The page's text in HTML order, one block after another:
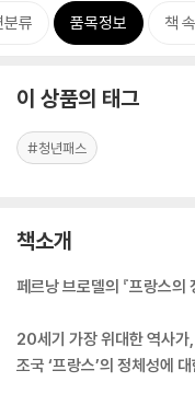
분류 품목정보 책
이 상품의 태그
#청년패스
책소개
페르낭 브로델의 『프랑스의
20세기 가장 위대한 역사가
조국 ‘프랑스’의 정체성에